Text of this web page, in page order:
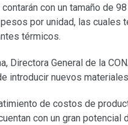
con un tamaño de
por unidad, las cuales
térmicos.
Directora General de la
introducir nuevos
de costos de
con un gran potencial